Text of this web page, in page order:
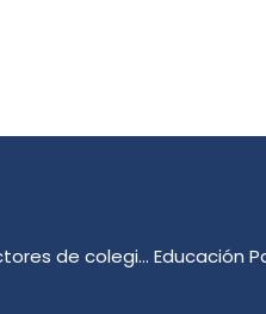
Agencia de CALIDAD en la Educación explicó sus funciones a directores de colegios municipales